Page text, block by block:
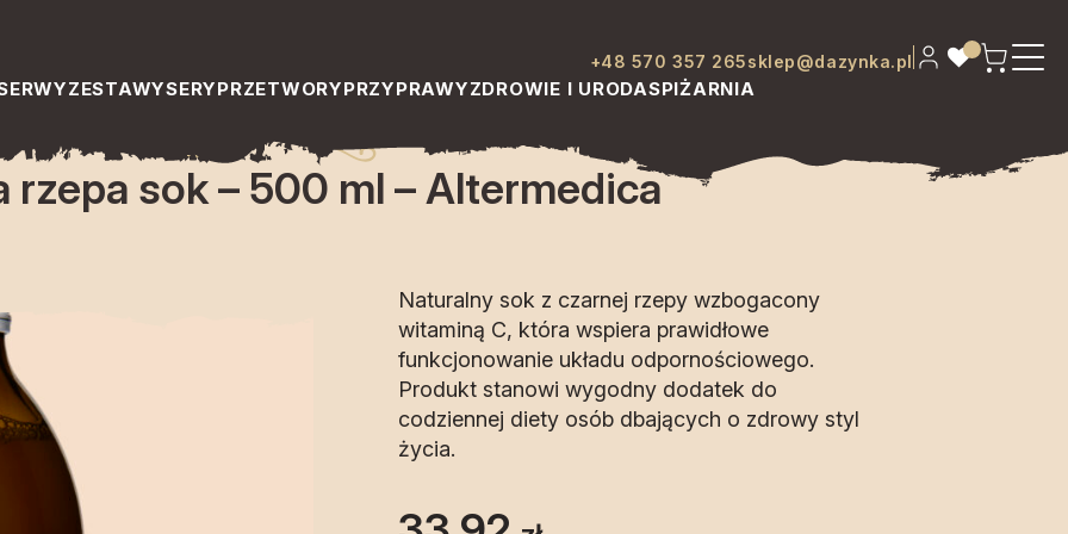
+48 570 357 265sklep@dazynka.pl
ZESTAWYSERYPRZETWORYPRZYPRAWYZDROWIE I URODASPIŻARNIA
– 500 ml – Altermedica
rzepa sok – 500 ml – Altermedica
Naturalny sok z czarnej rzepy wzbogacony
witaminą C, która wspiera prawidłowe
funkcjonowanie układu odpornościowego.
Produkt stanowi wygodny dodatek do
codziennej diety osób dbających o zdrowy styl
życia.